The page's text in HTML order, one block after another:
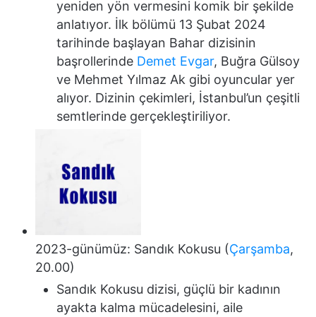
yeniden yön vermesini komik bir şekilde
anlatıyor. İlk bölümü 13 Şubat 2024
tarihinde başlayan Bahar dizisinin
başrollerinde Demet Evgar, Buğra Gülsoy
ve Mehmet Yılmaz Ak gibi oyuncular yer
alıyor. Dizinin çekimleri, İstanbul’un çeşitli
semtlerinde gerçekleştiriliyor.
2023-günümüz: Sandık Kokusu (Çarşamba,
20.00)
Sandık Kokusu dizisi, güçlü bir kadının
ayakta kalma mücadelesini, aile